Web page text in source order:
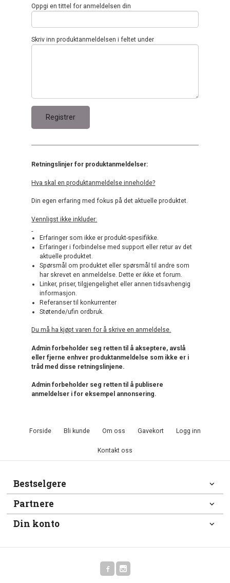
Oppgi en tittel for anmeldelsen din
Skriv inn produktanmeldelsen i feltet under
Retningslinjer for produktanmeldelser:
Hva skal en produktanmeldelse inneholde?
Din egen erfaring med fokus på det aktuelle produktet.
Vennligst ikke inkluder:
Erfaringer som ikke er produkt-spesifikke.
Erfaringer i forbindelse med support eller retur av det
aktuelle produktet.
Spørsmål om produktet eller spørsmål til andre som
har skrevet en anmeldelse. Dette er ikke et forum.
Linker, priser, tilgjengelighet eller annen tidsavhengig
informasjon.
Referanser til konkurrenter
Støtende/ufin ordbruk.
Du må ha kjøpt varen for å skrive en anmeldelse.
Admin forbeholder seg retten til å akseptere, avslå
eller fjerne enhver produktanmeldelse som ikke er i
tråd med disse retningslinjene.
Admin forbeholder seg retten til å publisere
anmeldelser i for eksempel annonsering.
Forside Bli kunde Om oss Gavekort Logg inn
Kontakt oss
Bestselgere
Partnere
Din konto